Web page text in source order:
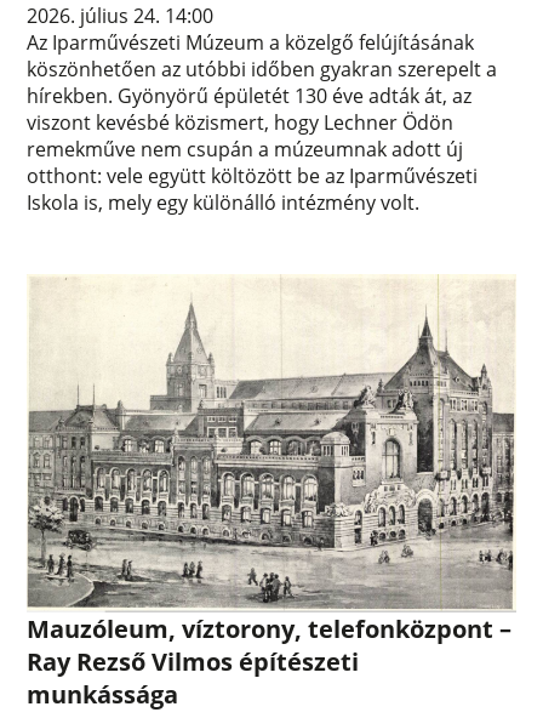
2026. július 24. 14:00
Az Iparművészeti Múzeum a közelgő felújításának
köszönhetően az utóbbi időben gyakran szerepelt a
hírekben. Gyönyörű épületét 130 éve adták át, az
viszont kevésbé közismert, hogy Lechner Ödön
remekműve nem csupán a múzeumnak adott új
otthont: vele együtt költözött be az Iparművészeti
Iskola is, mely egy különálló intézmény volt.
Mauzóleum, víztorony, telefonközpont –
Ray Rezső Vilmos építészeti
munkássága